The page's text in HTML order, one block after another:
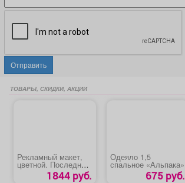
Отправить
ТОВАРЫ, СКИДКИ, АКЦИИ
Рекламный макет,
цветной. Последняя
полоса. 1844 руб.
Одеяло 1,5
спальное «Альпака»
675 руб.